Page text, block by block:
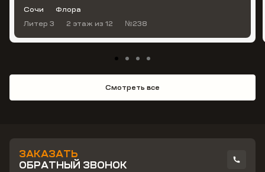
Сочи
Флора
Литер 3
2 этаж из 12 №238
Смотреть все
ЗАКАЗАТЬ
ОБРАТНЫЙ ЗВОНОК